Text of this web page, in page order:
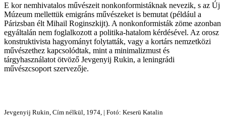
E kor nemhivatalos művészeit nonkonformistáknak nevezik, s az Új
Múzeum mellettük emigráns művészeket is bemutat (például a
Párizsban élt Mihail Roginszkijt). A nonkonformisták zöme azonban
egyáltalán nem foglalkozott a politika-hatalom kérdésével. Az orosz
konstruktivista hagyományt folytatták, vagy a kortárs nemzetközi
művészethez kapcsolódtak, mint a minimalizmust és
tárgyhasználatot ötvöző Jevgenyij Rukin, a leningrádi
művészcsoport szervezője.
Jevgenyij Rukin, Cím nélkül, 1974, | Fotó: Keserü Katalin